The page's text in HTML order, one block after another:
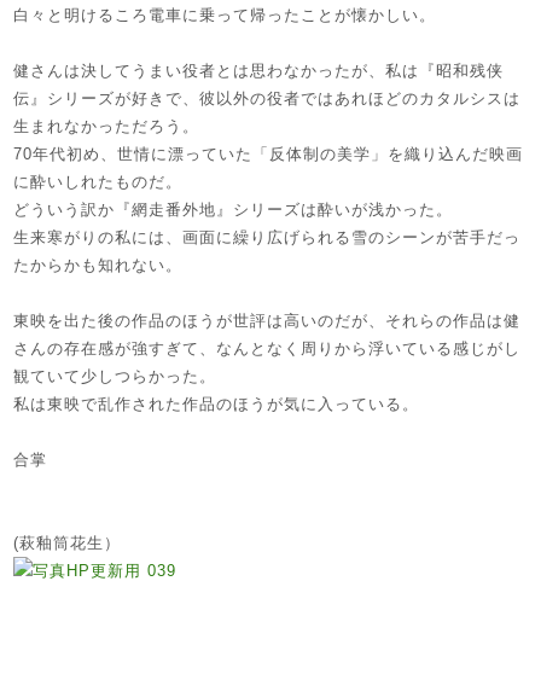
白々と明けるころ電車に乗って帰ったことが懐かしい。
健さんは決してうまい役者とは思わなかったが、私は『昭和残侠
伝』シリーズが好きで、彼以外の役者ではあれほどのカタルシスは
生まれなかっただろう。
70年代初め、世情に漂っていた「反体制の美学」を織り込んだ映画
に酔いしれたものだ。
どういう訳か『網走番外地』シリーズは酔いが浅かった。
生来寒がりの私には、画面に繰り広げられる雪のシーンが苦手だっ
たからかも知れない。
東映を出た後の作品のほうが世評は高いのだが、それらの作品は健
さんの存在感が強すぎて、なんとなく周りから浮いている感じがし
観ていて少しつらかった。
私は東映で乱作された作品のほうが気に入っている。
合掌
(萩釉筒花生）